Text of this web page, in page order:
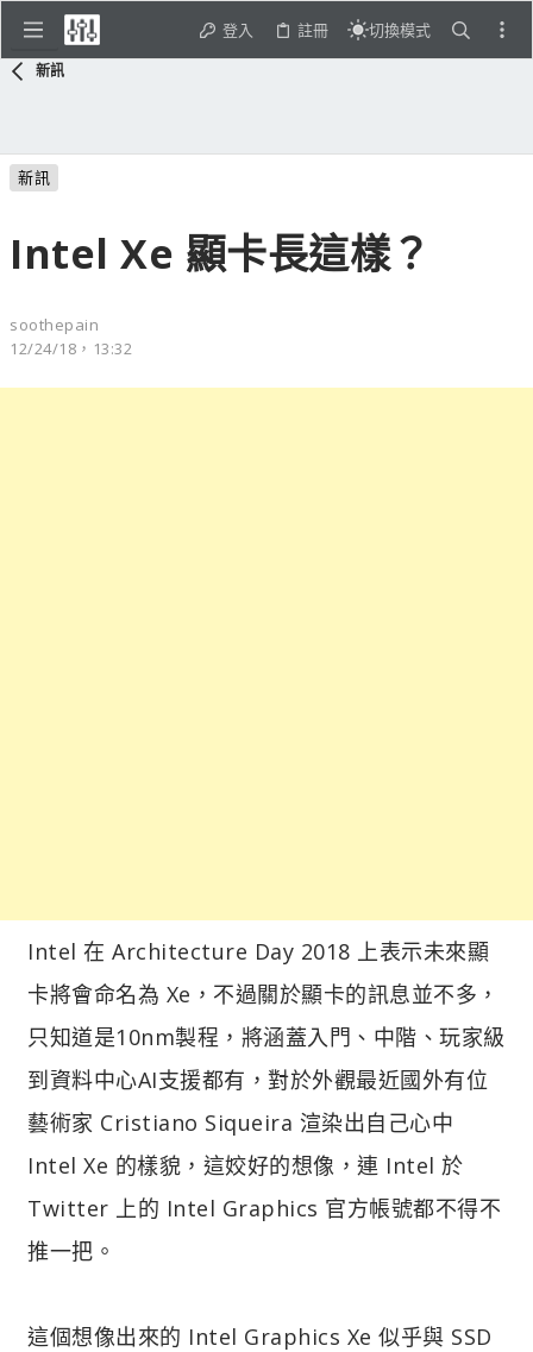
登入 註冊 切換模式
新訊
新訊
Intel Xe 顯卡長這樣？
soothepain
12/24/18，13:32
Intel 在 Architecture Day 2018 上表示未來顯
卡將會命名為 Xe，不過關於顯卡的訊息並不多，
只知道是10nm製程，將涵蓋入門、中階、玩家級
到資料中心AI支援都有，對於外觀最近國外有位
藝術家 Cristiano Siqueira 渲染出自己心中
Intel Xe 的樣貌，這姣好的想像，連 Intel 於
Twitter 上的 Intel Graphics 官方帳號都不得不
推一把。
這個想像出來的 Intel Graphics Xe 似乎與 SSD